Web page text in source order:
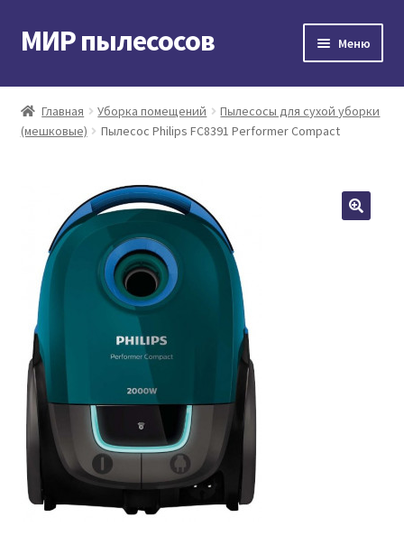
Перейти
к
Перейти
к
МИР пылесосов Меню
Главная
Мой аккаунт
Доставка и оплата
Контакты
Корзина
Главная Уборка помещений
Пылесосы для сухой уборки
(мешковые)
Пылесос Philips FC8391 Performer Compact